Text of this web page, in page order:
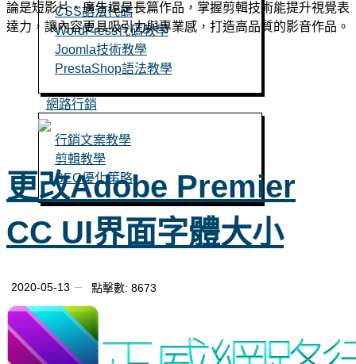
CSS語法代碼
WordPress代碼教學
Joomla技術教學
PrestaShop語法教學
網路行銷
行銷文案教學
剪輯教學
SEO優化策略
論是短影片、廣告還是長篇作品，掌握剪輯技術能提升視覺表
達力，讓內容更具吸引力與專業感，打造高品質的影音作品。
更改Adobe Premier
CC UI界面字體大小
2020-05-13 點擊數: 8673